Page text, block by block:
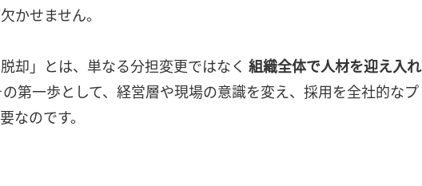
かせません。
却」とは、単なる分担変更ではなく 組織全体で人材を迎え入れ
第一歩として、経営層や現場の意識を変え、採用を全社的なプ
なのです。